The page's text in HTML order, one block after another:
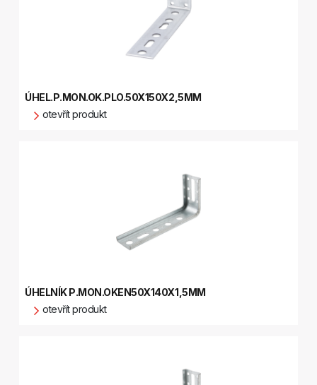
ÚHEL.P.MON.OK.PLO.50X150X2,5MM
otevřít produkt
ÚHELNÍK P.MON.OKEN50X140X1,5MM
otevřít produkt